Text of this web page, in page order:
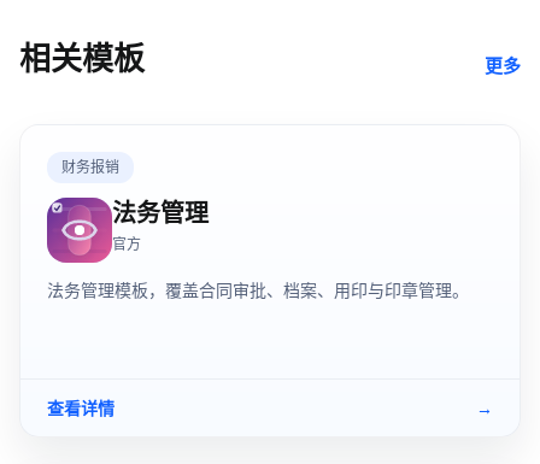
相关模板 更多
财务报销
法务管理
官方
法务管理模板，覆盖合同审批、档案、用印与印章管理。
查看详情 →